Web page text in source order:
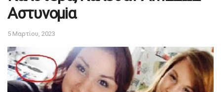
Aστυνομiα
5 Μαρτίου, 2023